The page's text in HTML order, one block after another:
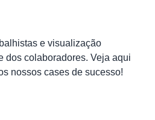
e visualização
dos colaboradores. Veja aqui
nossos cases de sucesso!